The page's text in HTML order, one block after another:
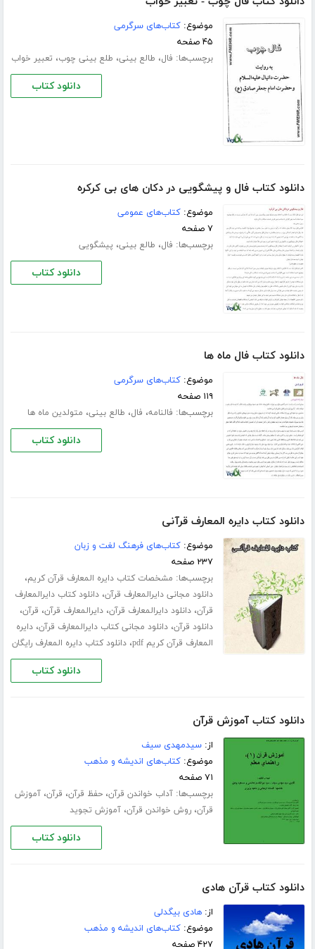
موضوع:کتاب‌های سرگرمی
۴۵ صفحه
برچسب‌ها: فال، طالع بینی، طلع بینی چوب، تعبیر خواب
دانلود کتاب
دانلود کتاب فال و پیشگویی در دکان های بی کرکره
موضوع:کتاب‌های عمومی
۷ صفحه
برچسب‌ها: فال، طالع بینی، پیشگویی
دانلود کتاب
دانلود کتاب فال ماه ها
موضوع:کتاب‌های سرگرمی
۱۱۹ صفحه
برچسب‌ها: فالنامه، فال، طالع بینی، متولدین ماه ها
دانلود کتاب
دانلود کتاب دایره المعارف قرآنی
موضوع:کتاب‌های فرهنگ لغت و زبان
۲۳۷ صفحه
برچسب‌ها: مشخصات کتاب دایره المعارف قرآن کریم،
دانلود مجانی دایرالمعارف قرآن،دانلود کتاب دایرالمعارف
قرآن،دانلود دایرالمعارف قرآن،دایرالمعارف قرآن، قرآن،
دانلود قرآن،دانلود مجانی کتاب دایرالمعارف قرآن،دایره
المعارف قرآن کریم pdf
،دانلود کتاب دایره المعارف رایگان
دانلود کتاب
دانلود کتاب آموزش قرآن
از:سیدمهدى سیف
موضوع:کتاب‌های اندیشه و مذهب
۷۱ صفحه
برچسب‌ها:آداب خواندن قرآن،حفظ قرآن، قرآن،آموزش
قرآن،روش خواندن قرآن،آموزش تجوید
دانلود کتاب
دانلود کتاب قرآن هادی
از:هادی بیگدلی
موضوع:کتاب‌های اندیشه و مذهب
۴۲۷ صفحه